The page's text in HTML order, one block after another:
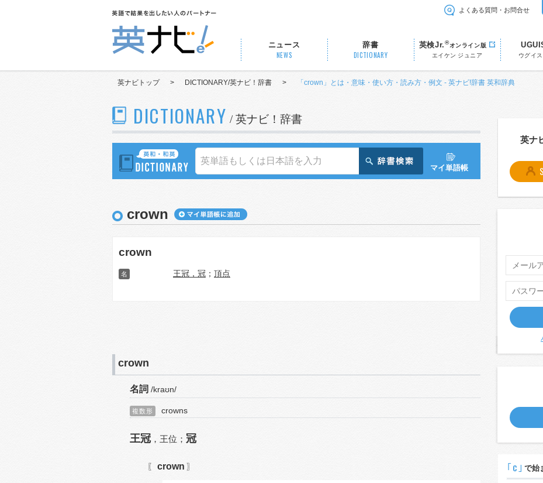
よくある質問・お問合せ
ニュース
NEWS
辞書
DICTIONARY
英検Jr.®オンライン版
エイケン ジュニア
ウグイ
英ナビトップ > DICTIONARY/英ナビ！辞書 > 「crown」とは・意味・使い方・読み方・例文 - 英ナビ!辞書 英和辞典
DICTIONARY / 英ナビ！辞書
マイ単語帳
crown
crown
名 王冠，冠 ； 頂点
crown
名詞 /kraʊn/
複数形 crowns
王冠， 王位； 冠
〖 crown 〗
英ナ
｢c｣ で始